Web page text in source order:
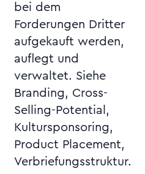
Verbriefungsstruktur.